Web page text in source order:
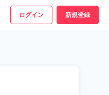
ログイン 新規登録